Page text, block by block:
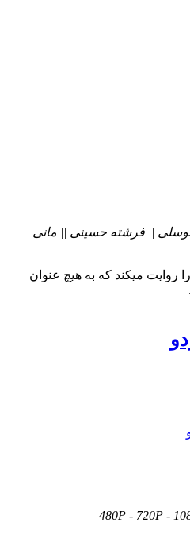
توسلی || فرشته حسینی || مانی
روایت میکند که به هیچ عنوان
480P - 720P -